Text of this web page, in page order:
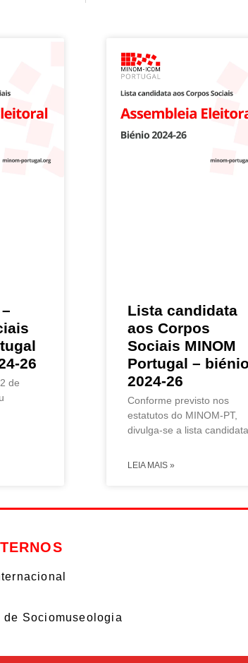
26
de
Lista candidata
aos Corpos
Sociais MINOM
Portugal – biénio
2024-26
Conforme previsto nos
estatutos do MINOM-PT,
divulga-se a lista candidata
LEIA MAIS »
de Sociomuseologia